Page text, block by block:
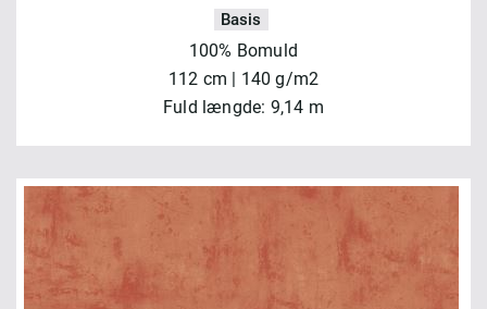
Basis
100% Bomuld
112 cm | 140 g/m2
Fuld længde: 9,14 m